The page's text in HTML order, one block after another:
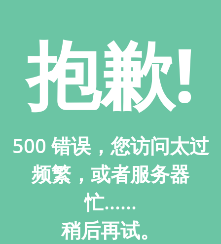
抱歉!
500 错误，您访问太过
频繁，或者服务器
忙......
稍后再试。